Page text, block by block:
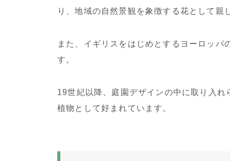
り、地域の自然景観を象徴する花として親
また、イギリスをはじめとするヨーロッ
す。
19世紀以降、庭園デザインの中に取り入
植物として好まれています。